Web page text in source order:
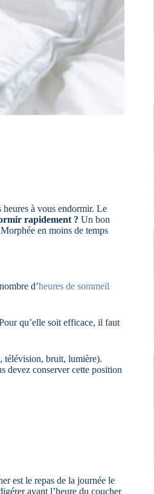
à vous endormir. Le
rapidement ? Un bon
en moins de temps
d’heures de sommeil
qu’elle soit efficace, il faut
télévision, bruit, lumière).
devez conserver cette position
est le repas de la journée le
avant l’heure du coucher